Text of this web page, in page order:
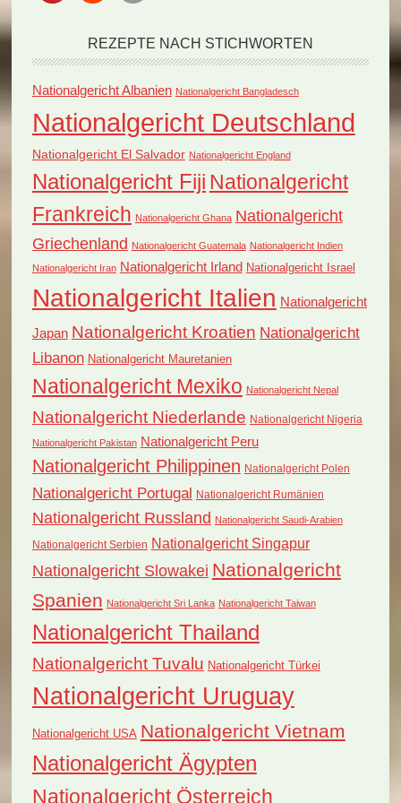
REZEPTE NACH STICHWORTEN
Nationalgericht Albanien Nationalgericht Bangladesch
Nationalgericht Deutschland
Nationalgericht El Salvador Nationalgericht England
Nationalgericht Fiji Nationalgericht
Frankreich Nationalgericht Ghana Nationalgericht
Griechenland Nationalgericht Guatemala Nationalgericht Indien
Nationalgericht Iran Nationalgericht Irland Nationalgericht Israel
Nationalgericht Italien Nationalgericht
Japan Nationalgericht Kroatien Nationalgericht
Libanon Nationalgericht Mauretanien
Nationalgericht Mexiko Nationalgericht Nepal
Nationalgericht Niederlande Nationalgericht Nigeria
Nationalgericht Pakistan Nationalgericht Peru
Nationalgericht Philippinen Nationalgericht Polen
Nationalgericht Portugal Nationalgericht Rumänien
Nationalgericht Russland Nationalgericht Saudi-Arabien
Nationalgericht Serbien Nationalgericht Singapur
Nationalgericht Slowakei Nationalgericht
Spanien Nationalgericht Sri Lanka Nationalgericht Taiwan
Nationalgericht Thailand
Nationalgericht Tuvalu Nationalgericht Türkei
Nationalgericht Uruguay
Nationalgericht USA Nationalgericht Vietnam
Nationalgericht Ägypten
Nationalgericht Österreich